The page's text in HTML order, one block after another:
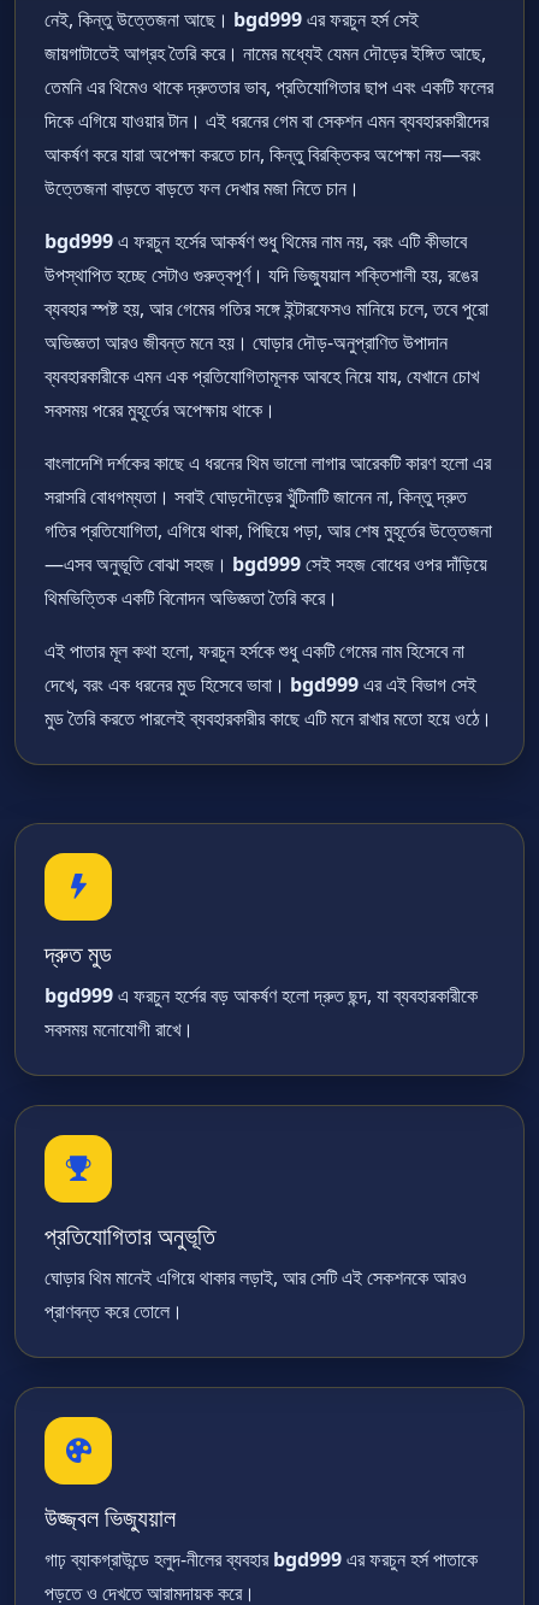
নেই, কিন্তু উত্তেজনা আছে। bgd999এর ফরচুন হর্স সেই
জায়গাটাতেই আগ্রহ তৈরি করে। নামের মধ্যেই যেমন দৌড়ের ইঙ্গিত আছে,
তেমনি এর থিমেও থাকে দ্রুততার ভাব, প্রতিযোগিতার ছাপ এবং একটি ফলের
দিকে এগিয়ে যাওয়ার টান। এই ধরনের গেম বা সেকশন এমন ব্যবহারকারীদের
আকর্ষণ করে যারা অপেক্ষা করতে চান, কিন্তু বিরক্তিকর অপেক্ষা নয়—বরং
উত্তেজনা বাড়তে বাড়তে ফল দেখার মজা নিতে চান।
bgd999এ ফরচুন হর্সের আকর্ষণ শুধু থিমের নাম নয়, বরং এটি কীভাবে
উপস্থাপিত হচ্ছে সেটাও গুরুত্বপূর্ণ। যদি ভিজ্যুয়াল শক্তিশালী হয়, রঙের
ব্যবহার স্পষ্ট হয়, আর গেমের গতির সঙ্গে ইন্টারফেসও মানিয়ে চলে, তবে পুরো
অভিজ্ঞতা আরও জীবন্ত মনে হয়। ঘোড়ার দৌড়-অনুপ্রাণিত উপাদান
ব্যবহারকারীকে এমন এক প্রতিযোগিতামূলক আবহে নিয়ে যায়, যেখানে চোখ
সবসময় পরের মুহূর্তের অপেক্ষায় থাকে।
বাংলাদেশি দর্শকের কাছে এ ধরনের থিম ভালো লাগার আরেকটি কারণ হলো এর
সরাসরি বোধগম্যতা। সবাই ঘোড়দৌড়ের খুঁটিনাটি জানেন না, কিন্তু দ্রুত
গতির প্রতিযোগিতা, এগিয়ে থাকা, পিছিয়ে পড়া, আর শেষ মুহূর্তের উত্তেজনা
—এসব অনুভূতি বোঝা সহজ। bgd999সেই সহজ বোধের ওপর দাঁড়িয়ে
থিমভিত্তিক একটি বিনোদন অভিজ্ঞতা তৈরি করে।
এই পাতার মূল কথা হলো, ফরচুন হর্সকে শুধু একটি গেমের নাম হিসেবে না
দেখে, বরং এক ধরনের মুড হিসেবে ভাবা। bgd999এর এই বিভাগ সেই
মুড তৈরি করতে পারলেই ব্যবহারকারীর কাছে এটি মনে রাখার মতো হয়ে ওঠে।
দ্রুত মুড
bgd999এ ফরচুন হর্সের বড় আকর্ষণ হলো দ্রুত ছন্দ, যা ব্যবহারকারীকে
সবসময় মনোযোগী রাখে।
প্রতিযোগিতার অনুভূতি
ঘোড়ার থিম মানেই এগিয়ে থাকার লড়াই, আর সেটি এই সেকশনকে আরও
প্রাণবন্ত করে তোলে।
উজ্জ্বল ভিজ্যুয়াল
গাঢ় ব্যাকগ্রাউন্ডে হলুদ-নীলের ব্যবহারbgd999এর ফরচুন হর্স পাতাকে
পড়তে ও দেখতে আরামদায়ক করে।